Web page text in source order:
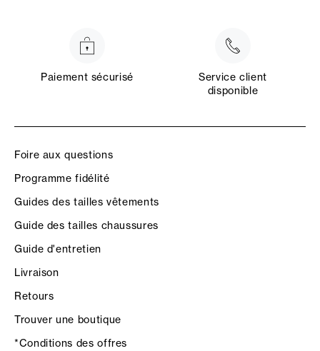
Paiement sécurisé
Service client
disponible
Foire aux questions
Programme fidélité
Guides des tailles vêtements
Guide des tailles chaussures
Guide d'entretien
Livraison
Retours
Trouver une boutique
*Conditions des offres